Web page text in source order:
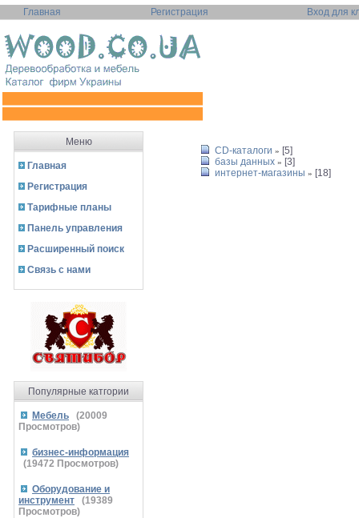
Главная Регистрация Вход для
Меню
Главная
Регистрация
Тарифные планы
Панель управления
Расширенный поиск
Связь с нами
Популярные катгории
Мебель (20009
Просмотров)
бизнес-информация
(19472 Просмотров)
Оборудование и
инструмент
(19389
Просмотров)
CD-каталоги » [5]
базы данных » [3]
интернет-магазины » [18]